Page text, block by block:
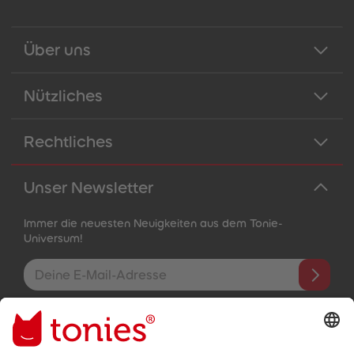
Über uns
Nützliches
Rechtliches
Unser Newsletter
Immer die neuesten Neuigkeiten aus dem Tonie-
Universum!
E-Mail-Addresse
Mit dem Absenden abonnierst du unseren E-Mail-Newsletter, der
auf den von dir bereitgestellten Informationen (z.B. Account-
informationen) und den von dir zu Werbezwecken bereitgestellten